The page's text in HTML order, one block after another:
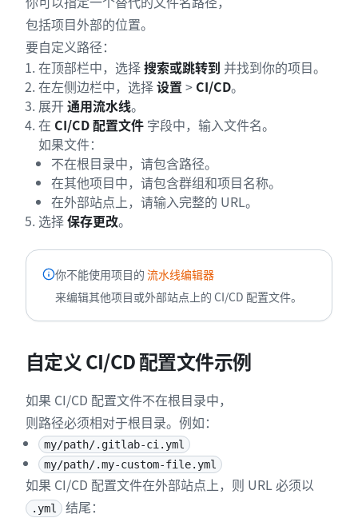
包括项目外部的位置。
要自定义路径：
在顶部栏中，选择搜索或跳转到 并找到你的项目。
在左侧边栏中，选择设置 > CI/CD。
展开通用流水线。
在 CI/CD 配置文件 字段中，输入文件名。
如果文件：
不在根目录中，请包含路径。
在其他项目中，请包含群组和项目名称。
在外部站点上，请输入完整的 URL。
选择保存更改。
你不能使用项目的 流水线编辑器
来编辑其他项目或外部站点上的 CI/CD 配置文件。
自定义 CI/CD 配置文件示例
如果 CI/CD 配置文件不在根目录中，
则路径必须相对于根目录。例如：
my/path/.gitlab-ci.yml
my/path/.my-custom-file.yml
如果 CI/CD 配置文件在外部站点上，则 URL 必须以
.yml 结尾：